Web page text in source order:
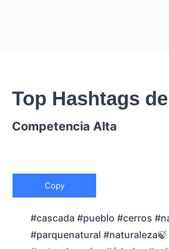
Top Hashtags
Competencia Alta
Copy
#cascada #pueblo #cerros
#parquenatural #naturaleza🍃